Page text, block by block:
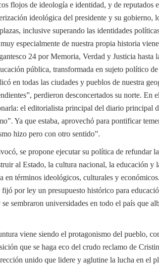
flojos de ideología e identidad, y de reputados
ideológica del presidente y su gobierno,
inclusive superando las identidades
especialmente de nuestra propia historia
24 por Memoria, Verdad y Justicia hasta
pública, transformada en sujeto político
en todas las ciudades y pueblos de nuestra
perdieron desconcertados su norte. En
el editorialista principal del diario principal
Ya que estaba, aprovechó para pontificar
hizo pero con otro sentido”.
se propone ejecutar su política de refundar
al Estado, la cultura nacional, la educación y
en términos ideológicos, culturales y
por ley un presupuesto histórico para
sembraron universidades en todo el país que
viene siendo el protagonismo del pueblo,
que se haga eco del crudo reclamo de
unido que lidere y aglutine la lucha en el